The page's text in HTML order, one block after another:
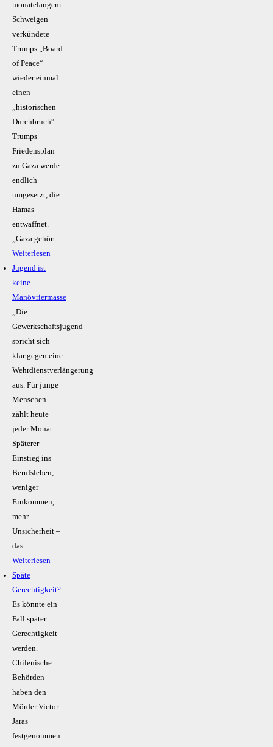
monatelangem
Schweigen
verkündete
Trumps „Board
of Peace“
wieder einmal
einen
„historischen
Durchbruch“.
Trumps
Friedensplan
zu Gaza werde
endlich
umgesetzt, die
Hamas
entwaffnet.
„Gaza gehört...
Weiterlesen
Jugend ist
keine
Manövriermasse
„Die
Gewerkschaftsjugend
spricht sich
klar gegen eine
Wehrdienstverlängerung
aus. Für junge
Menschen
zählt heute
jeder Monat.
Späterer
Einstieg ins
Berufsleben,
weniger
Einkommen,
mehr
Unsicherheit –
das...
Weiterlesen
Späte
Gerechtigkeit?
Es könnte ein
Fall später
Gerechtigkeit
werden.
Chilenische
Behörden
haben den
Mörder Victor
Jaras
festgenommen.